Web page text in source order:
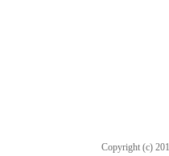
Copyright (c)